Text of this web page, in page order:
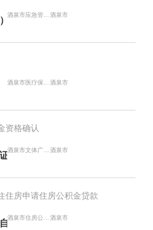
许可（注销）
酒泉市
酒泉市
资格确认
金资格确认酒泉市
住房申请住房公积金贷款
住住房申请住房公积金贷款
酒泉市